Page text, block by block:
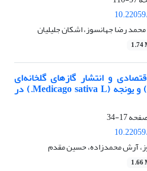
رضا جهانسوز، اشکان جلیلیان
1.74
و انتشار گازهای گلخانه‌ای
ذرت علوفه‌ای(Zea mays L.) و یونجه (Medicago sativa L.) در
17-34
آرش محمدزاده، حسین مقدم
1.66